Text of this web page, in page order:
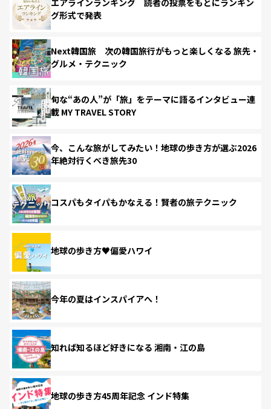
グ形式で発表
Next韓国旅 次の韓国旅行がもっと楽しくなる 旅先・
グルメ・テクニック
旬な“あの人”が「旅」をテーマに語るインタビュー連
載 MY TRAVEL STORY
今、こんな旅がしてみたい！地球の歩き方が選ぶ2026
年絶対行くべき旅先30
コスパもタイパもかなえる！賢者の旅テクニック
地球の歩き方♥偏愛ハワイ
今年の夏はインスパイアへ！
知れば知るほど好きになる 湘南・江の島
地球の歩き方45周年記念 インド特集